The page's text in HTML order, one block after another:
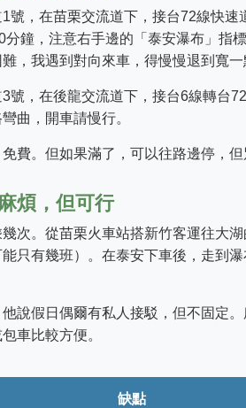
號，在苗栗交流道下，接台72線快
分鐘，注意右手邊的「泰安瀑布」指
，我遇到對向來車，得慢慢退到寬一
號，在後龍交流道下，接台6線轉台
曲，開車請慢行。
費。但如果滿了，可以往路邊停，但
煩，但可行
次。從苗栗火車站搭新竹客運往大
只有幾班）。在泰安下車後，走到
說假日偶爾有私人接駁，但不固定
車比較方便。
缺點